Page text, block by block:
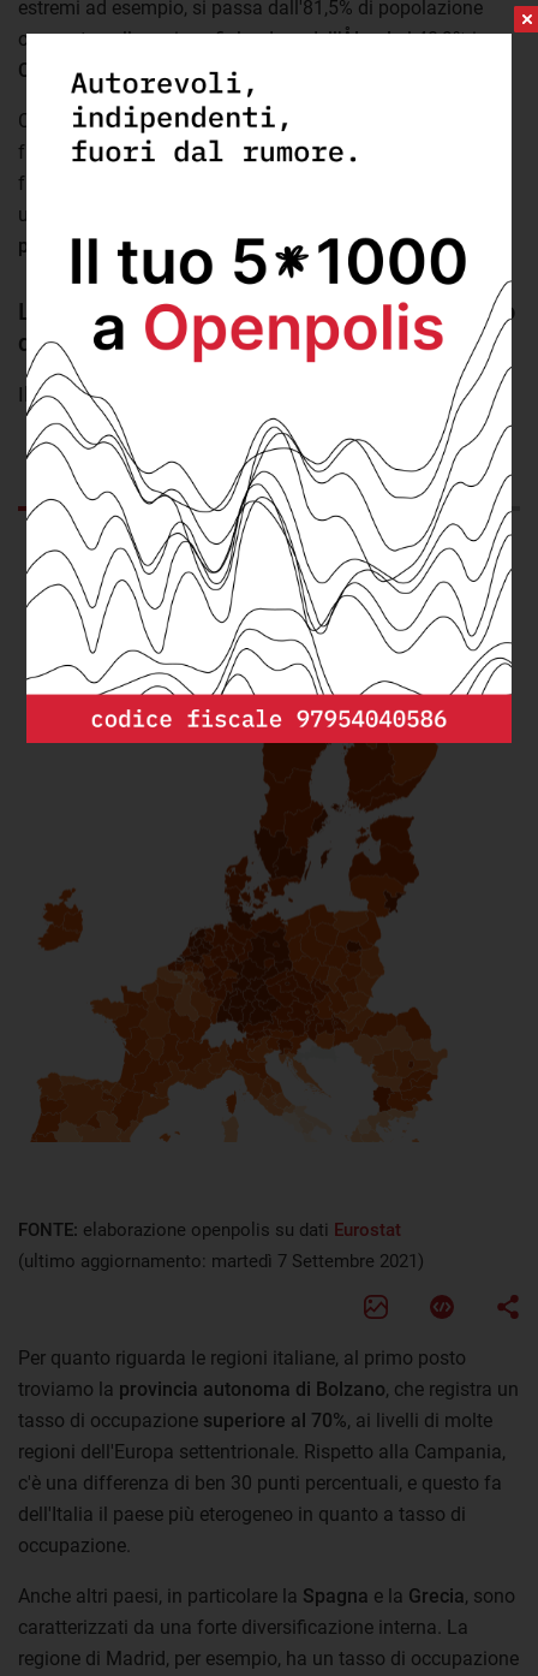
estremi ad esempio, si passa dall'81,5% di popolazione
occupata nella regione finlandese dell’Ålandal 40,9% in
Campania
Con l'eccezione di alcuni territori europei localizzati al di
fuori del continente (Ceuta, Réunion, Mayotte e Guyana
francese), Puglia, Sardegna, Calabria e Sicilia sono però le
uniche regioni europee in cui
popolazione in età lavorativa risulta occupata.
La Campania è la regione d’Europa con il tasso
di occupazione più basso
Il tasso di occupazione nelle regioni europee nel 2020
GRAFICO DA SAPERE
FONTE: elaborazione openpolis su dati Eurostat
(ultimo aggiornamento: martedì 7 Settembre 2021)
Per quanto riguarda le regioni italiane, al primo posto
troviamo la provincia autonoma di Bolzano, che registra un
tasso di occupazione superiore al 70%, ai livelli di molte
regioni dell'Europa settentrionale. Rispetto alla Campania,
c'è una differenza di ben 30 punti percentuali, e questo fa
dell'Italia il paese più eterogeneo in quanto a tasso di
occupazione.
Anche altri paesi, in particolare la Spagna e la Grecia, sono
caratterizzati da una forte diversificazione interna. La
regione di Madrid, per esempio, ha un tasso di occupazione